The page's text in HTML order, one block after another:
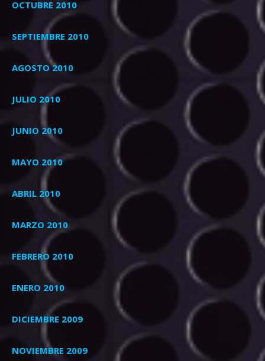
OCTUBRE 2010
SEPTIEMBRE 2010
AGOSTO 2010
JULIO 2010
JUNIO 2010
MAYO 2010
ABRIL 2010
MARZO 2010
FEBRERO 2010
ENERO 2010
DICIEMBRE 2009
NOVIEMBRE 2009